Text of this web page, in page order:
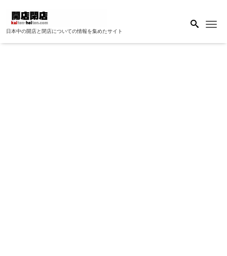
日本中の開店と閉店についての情報を集めたサイト